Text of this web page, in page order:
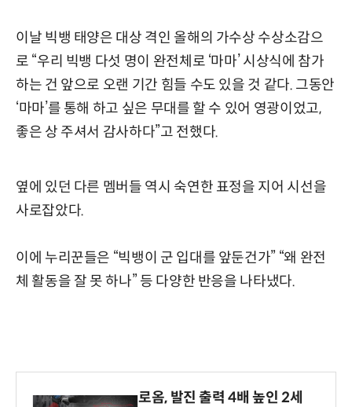
이날 빅뱅 태양은 대상 격인 올해의 가수상 수상소감으
로 “우리 빅뱅 다섯 명이 완전체로 ‘마마’ 시상식에 참가
하는 건 앞으로 오랜 기간 힘들 수도 있을 것 같다. 그동안
‘마마’를 통해 하고 싶은 무대를 할 수 있어 영광이었고,
좋은 상 주셔서 감사하다”고 전했다.
옆에 있던 다른 멤버들 역시 숙연한 표정을 지어 시선을
사로잡았다.
이에 누리꾼들은 “빅뱅이 군 입대를 앞둔건가” “왜 완전
체 활동을 잘 못 하나” 등 다양한 반응을 나타냈다.
로옴, 발진 출력 4배 높인 2세